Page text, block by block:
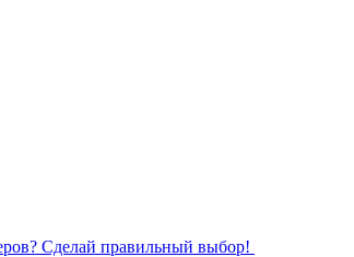
Сделай правильный выбор!